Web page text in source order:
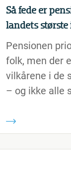
Så fede er
landets
Pensionen
folk, men der
vilkårene i de
– og ikke alle